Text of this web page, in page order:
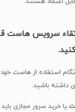
سرویس هاست
استفاده از هاست خود
داشته باشید.
یا خرید سرور مجازی